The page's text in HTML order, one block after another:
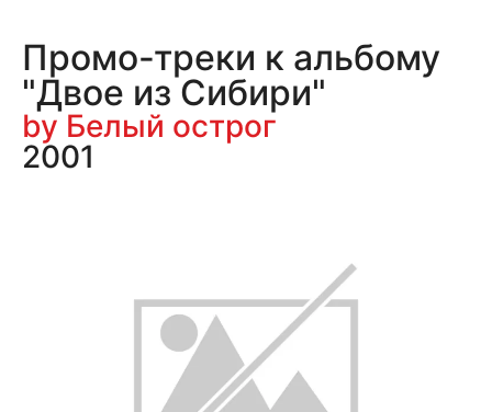
Промо-треки к альбому
"Двое из Сибири"
by Белый острог
2001